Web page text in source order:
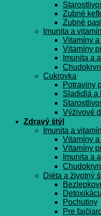
Zubné
Zubné
Imunita a
Vitamíny
Vitamíny
Imunita a
Cukrovka
Potraviny
Sladidlá a
Výživové
Zdravý štýl
Imunita a
Vitamíny
Vitamíny
Imunita a
Diéta a životný
Pochutiny
Pre